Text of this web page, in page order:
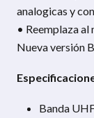
analogicas y
• Reemplaza
Nueva versión
Banda